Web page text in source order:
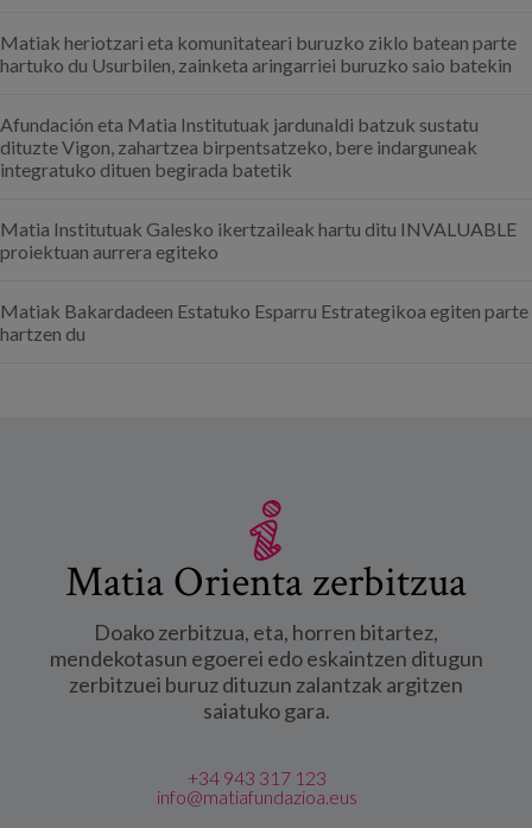
Matiak heriotzari eta komunitateari buruzko ziklo batean parte
hartuko du Usurbilen, zainketa aringarriei buruzko saio batekin
Afundación eta Matia Institutuak jardunaldi batzuk sustatu
dituzte Vigon, zahartzea birpentsatzeko, bere indarguneak
integratuko dituen begirada batetik
Matia Institutuak Galesko ikertzaileak hartu ditu INVALUABLE
proiektuan aurrera egiteko
Matiak Bakardadeen Estatuko Esparru Estrategikoa egiten parte
hartzen du
Matia Orienta zerbitzua
Doako zerbitzua, eta, horren bitartez,
mendekotasun egoerei edo eskaintzen ditugun
zerbitzuei buruz dituzun zalantzak argitzen
saiatuko gara.
+34 943 317 123
info@matiafundazioa.eus